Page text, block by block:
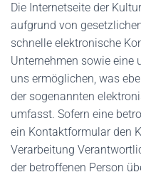
Die Internetseite der
aufgrund von
schnelle elektronische
Unternehmen sowie
uns ermöglichen, was
der sogenannten
umfasst. Sofern eine
ein Kontaktformular den
Verarbeitung
der betroffenen Person